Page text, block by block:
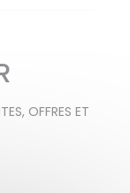
OFFRES ET